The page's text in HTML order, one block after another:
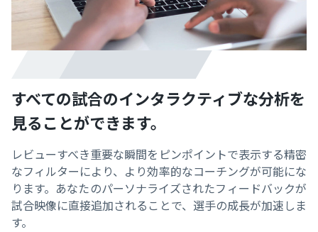
すべての試合のインタラクティブな分析を
見ることができます。
レビューすべき重要な瞬間をピンポイントで表示する精密
なフィルターにより、より効率的なコーチングが可能にな
ります。あなたのパーソナライズされたフィードバックが
試合映像に直接追加されることで、選手の成長が加速しま
す。